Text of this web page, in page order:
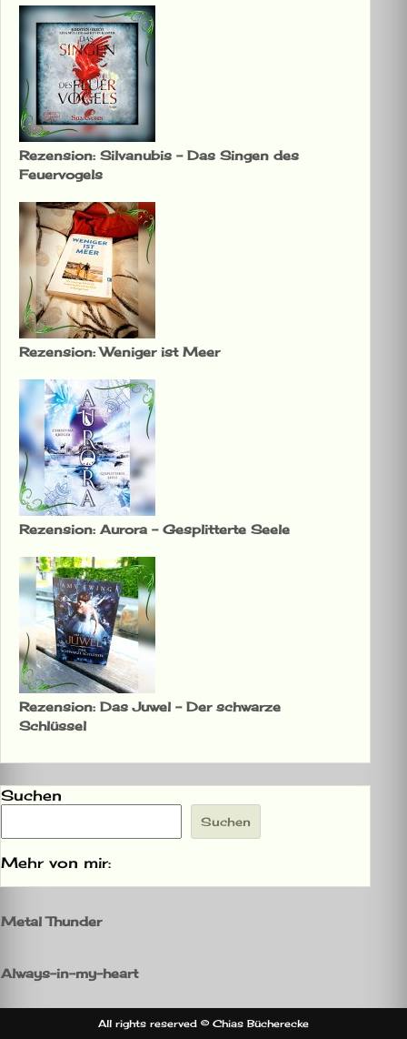
Rezension: Silvanubis – Das Singen des
Feuervogels
Rezension: Weniger ist Meer
Rezension: Aurora – Gesplitterte Seele
Rezension: Das Juwel – Der schwarze
Schlüssel
Suchen
Suchen
Mehr von mir:
Metal Thunder
Always-in-my-heart
All rights reserved © Chias Bücherecke